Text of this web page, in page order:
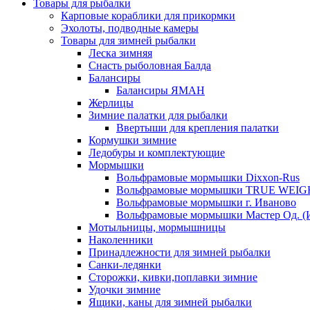
Товары для рыбалки
Карповые кораблики для прикормки
Эхолоты, подводные камеры
Товары для зимней рыбалки
Леска зимняя
Снасть рыболовная Балда
Балансиры
Балансиры ЯМАН
Жерлицы
Зимние палатки для рыбалки
Ввертыши для крепления палатки
Кормушки зимние
Ледобуры и комплектующие
Мормышки
Вольфрамовые мормышки Dixxon-Rus
Вольфрамовые мормышки TRUE
Вольфрамовые мормышки г. Иваново
Вольфрамовые мормышки Мастер Од.
Мотыльницы, мормышницы
Наколенники
Принадлежности для зимней рыбалки
Санки-ледянки
Сторожки, кивки,поплавки зимние
Удочки зимние
Ящики, каны для зимней рыбалки